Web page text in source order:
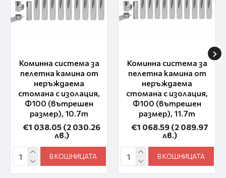
Коминна система за
пелетна камина от
неръждаема
стомана с изолация,
Ф100 (вътрешен
размер), 10.7m
€1 038.05 (2 030.26
лв.)
В КОШНИЦАТА
Коминна система за
пелетна камина от
неръждаема
стомана с изолация,
Ф100 (вътрешен
размер), 11.7m
€1 068.59 (2 089.97
лв.)
В КОШНИЦАТА